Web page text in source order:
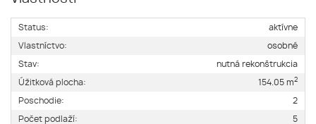
Status: aktívne
Vlastníctvo: osobné
Stav: nutná rekonštrukcia
Úžitková plocha: 154.05 m2
Poschodie: 2
Počet podlaží: 5